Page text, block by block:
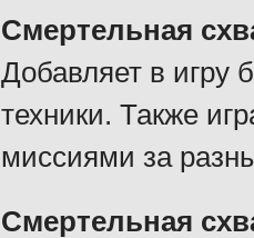
Смертельная
Добавляет в игру
техники. Также
миссиями за
Смертельная